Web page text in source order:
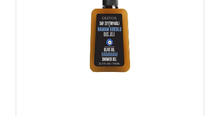
SEPETE EKLE